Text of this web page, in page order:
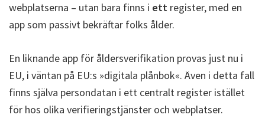
webplatserna – utan bara finns i ett register, med en
app som passivt bekräftar folks ålder.
En liknande app för åldersverifikation provas just nu i
EU, i väntan på EU:s »digitala plånbok«. Även i detta fall
finns själva persondatan i ett centralt register istället
för hos olika verifieringstjänster och webplatser.